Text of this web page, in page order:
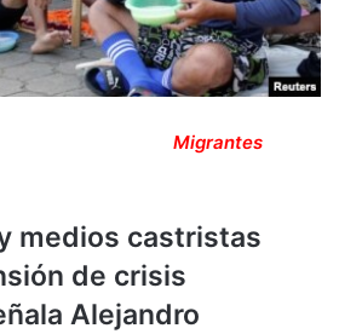
Migrantes
medios castristas
de crisis
Alejandro